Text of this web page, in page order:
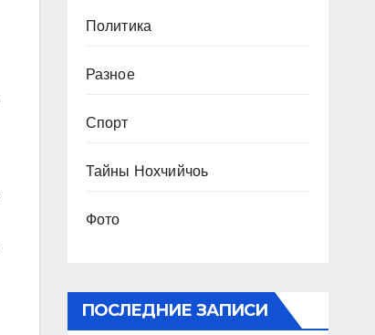
Политика
Разное
Спорт
Тайны Нохчийчоь
Фото
ПОСЛЕДНИЕ ЗАПИСИ